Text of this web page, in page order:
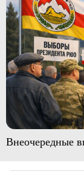
Внеочередные